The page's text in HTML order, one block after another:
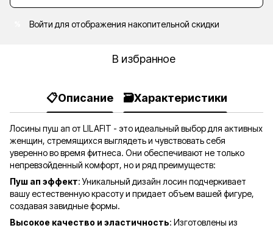
Войти для отображения накопительной скидки
В избранное
📋Описание 🗃️Характеристики
Лосины пуш ап от LILAFIT - это идеальный выбор для активных
женщин, стремящихся выглядеть и чувствовать себя
уверенно во время фитнеса. Они обеспечивают не только
непревзойденный комфорт, но и ряд преимуществ:
Пуш ап эффект: Уникальный дизайн лосин подчеркивает
вашу естественную красоту и придает объем вашей фигуре,
создавая завидные формы.
Высокое качество и эластичность: Изготовлены из